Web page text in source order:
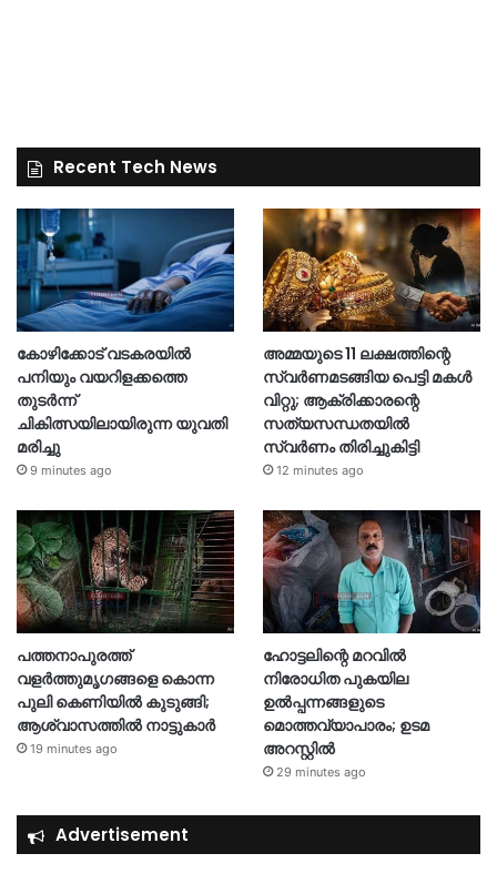
Recent Tech News
കോഴിക്കോട് വടകരയിൽ
പനിയും വയറിളക്കത്തെ
തുടർന്ന്
ചികിത്സയിലായിരുന്ന യുവതി
മരിച്ചു
9 minutes ago
അമ്മയുടെ 11 ലക്ഷത്തിന്റെ
സ്വർണമടങ്ങിയ പെട്ടി മകൾ
വിറ്റു; ആക്രിക്കാരന്റെ
സത്യസന്ധതയിൽ
സ്വർണം തിരിച്ചുകിട്ടി
12 minutes ago
പത്തനാപുരത്ത്
വളർത്തുമൃഗങ്ങളെ കൊന്ന
പുലി കെണിയിൽ കുടുങ്ങി;
ആശ്വാസത്തിൽ നാട്ടുകാർ
19 minutes ago
ഹോട്ടലിന്റെ മറവിൽ
നിരോധിത പുകയില
ഉൽപ്പന്നങ്ങളുടെ
മൊത്തവ്യാപാരം; ഉടമ
അറസ്റ്റിൽ
29 minutes ago
Advertisement